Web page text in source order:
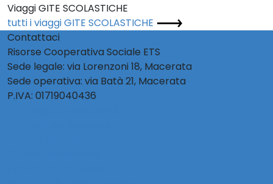
Viaggi GITE SCOLASTICHE
tutti i viaggi GITE SCOLASTICHE
Contattaci
Risorse Cooperativa Sociale ETS
Sede legale: via Lorenzoni 18, Macerata
Sede operativa: via Batà 21, Macerata
P.IVA: 01719040436